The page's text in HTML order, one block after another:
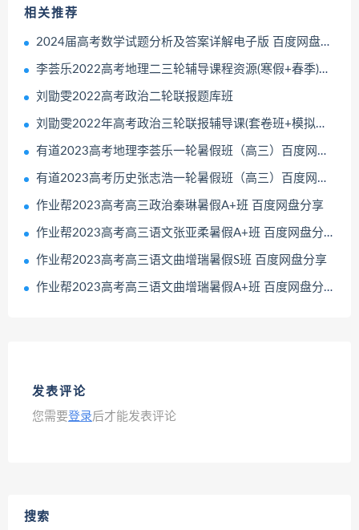
相关推荐
2024届高考数学试题分析及答案详解电子版 百度网盘分享
李荟乐2022高考地理二三轮辅导课程资源(寒假+春季)网盘分享
刘勖雯2022高考政治二轮联报题库班
刘勖雯2022年高考政治三轮联报辅导课(套卷班+模拟题班+押题班)
有道2023高考地理李荟乐一轮暑假班（高三）百度网盘分享
有道2023高考历史张志浩一轮暑假班（高三）百度网盘分享
作业帮2023高考高三政治秦琳暑假A+班 百度网盘分享
作业帮2023高考高三语文张亚柔暑假A+班 百度网盘分享
作业帮2023高考高三语文曲增瑞暑假S班 百度网盘分享
作业帮2023高考高三语文曲增瑞暑假A+班 百度网盘分享
发表评论
您需要登录后才能发表评论
搜索